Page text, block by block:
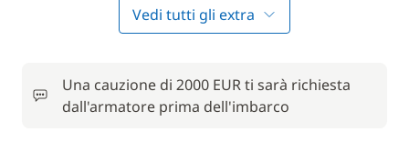
Paddle (SUP)
Vedi tutti gli extra
Una cauzione di 2000 EUR ti sarà richiesta
dall'armatore prima dell'imbarco